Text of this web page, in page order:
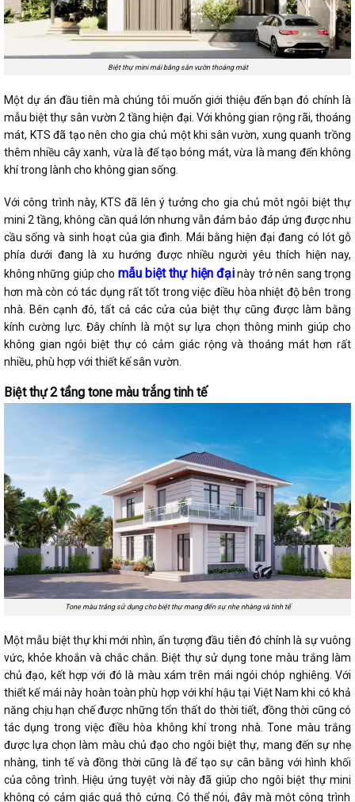
Biệt thự mini mái bằng sân vườn thoáng mát
Một dự án đầu tiên mà chúng tôi muốn giới thiệu đến bạn đó chính là
mẫu biệt thự sân vườn 2 tầng hiện đại. Với không gian rộng rãi, thoáng
mát, KTS đã tạo nên cho gia chủ một khi sân vườn, xung quanh trồng
thêm nhiều cây xanh, vừa là để tạo bóng mát, vừa là mang đến không
khí trong lành cho không gian sống.
Với công trình này, KTS đã lên ý tưởng cho gia chủ môt ngôi biệt thự
mini 2 tầng, không cần quá lớn nhưng vẫn đảm bảo đáp ứng được nhu
cầu sống và sinh hoạt của gia đình. Mái bằng hiện đại đang có lót gỗ
phía dưới đang là xu hướng được nhiều người yêu thích hiện nay,
không những giúp cho mẫu biệt thự hiện đạinày trở nên sang trọng
hơn mà còn có tác dụng rất tốt trong việc điều hòa nhiệt độ bên trong
nhà. Bên cạnh đó, tất cả các cửa của biệt thự cũng được làm bằng
kính cường lực. Đây chính là một sự lựa chọn thông minh giúp cho
không gian ngôi biệt thự có cảm giác rộng và thoáng mát hơn rất
nhiều, phù hợp với thiết kế sân vườn.
Biệt thự 2 tầng tone màu trắng tinh tế
Tone màu trắng sử dụng cho biệt thự mang đến sự nhẹ nhàng và tinh tế
Một mẫu biệt thự khi mới nhìn, ấn tượng đầu tiên đó chính là sự vuông
vức, khỏe khoắn và chắc chắn. Biệt thự sử dụng tone màu trắng làm
chủ đạo, kết hợp với đó là màu xám trên mái ngói chóp nghiêng. Với
thiết kế mái này hoàn toàn phù hợp với khí hậu tại Việt Nam khi có khả
năng chịu hạn chế được những tổn thất do thời tiết, đồng thời cũng có
tác dụng trong việc điều hòa không khí trong nhà. Tone màu trắng
được lựa chọn làm màu chủ đạo cho ngôi biệt thự, mang đến sự nhẹ
nhàng, tinh tế và đồng thời cũng là để tạo sự cân bằng với hình khối
của công trình. Hiệu ứng tuyệt vời này đã giúp cho ngôi biệt thự mini
không có cảm giác quá thô cứng. Có thể nói, đây mà một công trình